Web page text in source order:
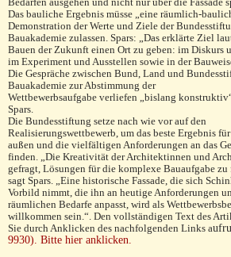
Das bauliche Ergebnis müsse „eine räumlich-
Demonstration der Werte und Ziele der
Bauakademie zulassen. Spars: „Das erklärte Ziel
Bauen der Zukunft einen Ort zu geben: im Diskurs
im Experiment und Ausstellen sowie in der
Die Gespräche zwischen Bund, Land und
Bauakademie zur Abstimmung der
Wettbewerbsaufgabe verliefen „bislang
Spars.
Die Bundesstiftung setze nach wie vor auf den
Realisierungswettbewerb, um das beste Ergebnis
außen und die vielfältigen Anforderungen an das
finden. „Die Kreativität der Architektinnen und
gefragt, Lösungen für die komplexe Bauaufgabe zu
sagt Spars. „Eine historische Fassade, die sich
Vorbild nimmt, die ihn an heutige Anforderungen
räumlichen Bedarfe anpasst, wird als
willkommen sein.“. Den vollständigen Text des
Sie durch Anklicken des nachfolgenden Links a
9930). Bitte hier anklicken.